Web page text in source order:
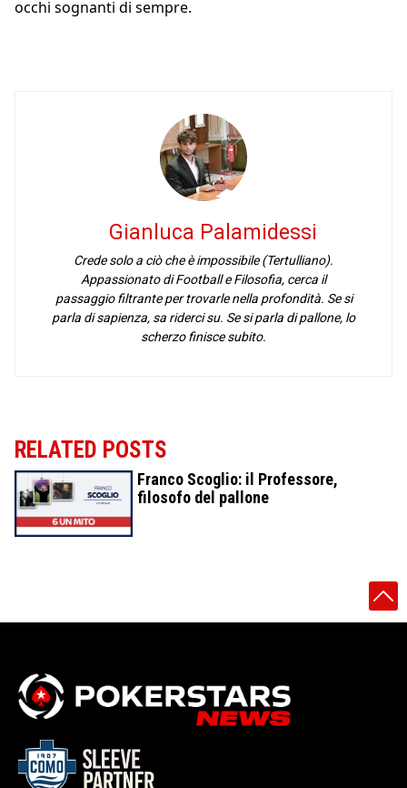
occhi sognanti di sempre.
Gianluca Palamidessi
Crede solo a ciò che è impossibile (Tertulliano).
Appassionato di Football e Filosofia, cerca il
passaggio filtrante per trovarle nella profondità. Se si
parla di sapienza, sa riderci su. Se si parla di pallone, lo
scherzo finisce subito.
RELATED POSTS
Franco Scoglio: il Professore,
filosofo del pallone